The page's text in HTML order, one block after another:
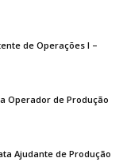
de Operações I –
Operador de Produção
Ajudante de Produção